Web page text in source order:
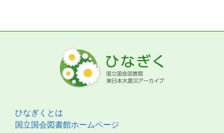
ひなぎくとは
国立国会図書館ホームページ